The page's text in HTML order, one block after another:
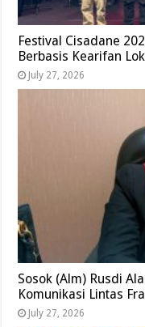
Festival Cisadane
Berbasis Kearifan
July 27, 2026
Sosok (Alm) Rusdi
Komunikasi Lintas
July 27, 2026